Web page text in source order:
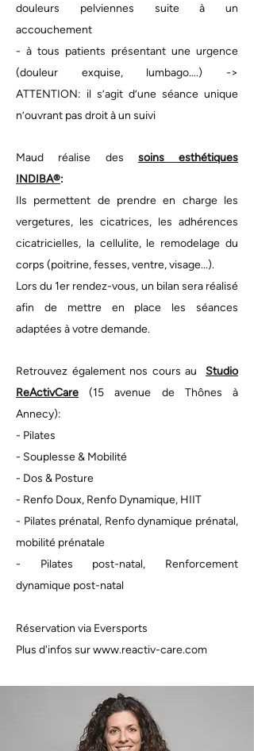
douleurs pelviennes suite à un
accouchement
- à tous patients présentant une urgence
(douleur exquise, lumbago….) ->
ATTENTION: il s’agit d’une séance unique
n’ouvrant pas droit à un suivi
Maud réalise des soins esthétiques
INDIBA®:
Ils permettent de prendre en charge les
vergetures, les cicatrices, les adhérences
cicatricielles, la cellulite, le remodelage du
corps (poitrine, fesses, ventre, visage...).
Lors du 1er rendez-vous, un bilan sera réalisé
afin de mettre en place les séances
adaptées à votre demande.
Retrouvez également nos cours au Studio
ReActivCare (15 avenue de Thônes à
Annecy):
- Pilates
- Souplesse & Mobilité
- Dos & Posture
- Renfo Doux, Renfo Dynamique, HIIT
- Pilates prénatal, Renfo dynamique prénatal,
mobilité prénatale
- Pilates post-natal, Renforcement
dynamique post-natal
Réservation via Eversports
Plus d'infos surwww.reactiv-care.com